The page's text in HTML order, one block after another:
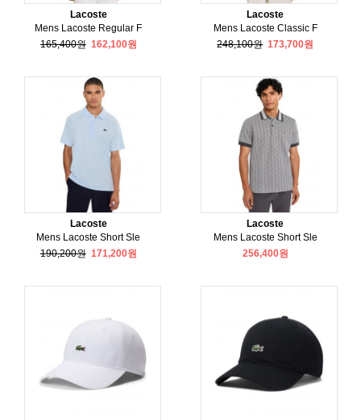
Lacoste
Mens Lacoste Regular F
165,400원 162,100원
Lacoste
Mens Lacoste Classic F
248,100원 173,700원
Lacoste
Mens Lacoste Short Sle
190,200원 171,200원
Lacoste
Mens Lacoste Short Sle
256,400원